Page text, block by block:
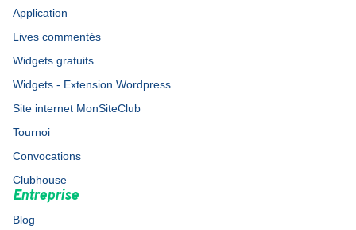
Application
Lives commentés
Widgets gratuits
Widgets - Extension Wordpress
Site internet MonSiteClub
Tournoi
Convocations
Clubhouse
Entreprise
Blog